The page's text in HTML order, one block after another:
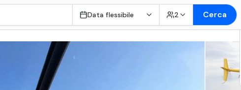
Data flessibile 2 Cerca